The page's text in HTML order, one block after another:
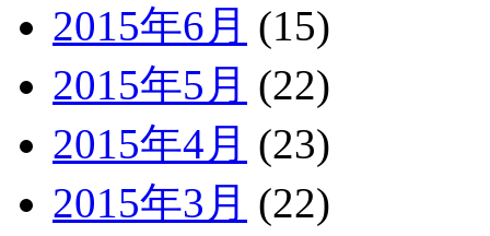
2015年6月 (15)
2015年5月 (22)
2015年4月 (23)
2015年3月 (22)